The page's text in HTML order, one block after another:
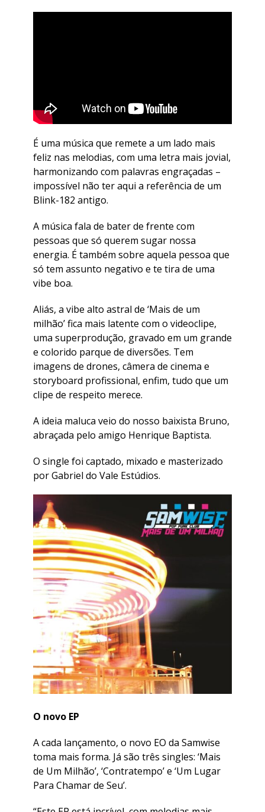
É uma música que remete a um lado mais
feliz nas melodias, com uma letra mais jovial,
harmonizando com palavras engraçadas –
impossível não ter aqui a referência de um
Blink-182 antigo.
A música fala de bater de frente com
pessoas que só querem sugar nossa
energia. É também sobre aquela pessoa que
só tem assunto negativo e te tira de uma
vibe boa.
Aliás, a vibe alto astral de ‘Mais de um
milhão’ fica mais latente com o videoclipe,
uma superprodução, gravado em um grande
e colorido parque de diversões. Tem
imagens de drones, câmera de cinema e
storyboard profissional, enfim, tudo que um
clipe de respeito merece.
A ideia maluca veio do nosso baixista Bruno,
abraçada pelo amigo Henrique Baptista.
O single foi captado, mixado e masterizado
por Gabriel do Vale Estúdios.
O novo EP
A cada lançamento, o novo EO da Samwise
toma mais forma. Já são três singles: ‘Mais
de Um Milhão’, ‘Contratempo’ e ‘Um Lugar
Para Chamar de Seu’.